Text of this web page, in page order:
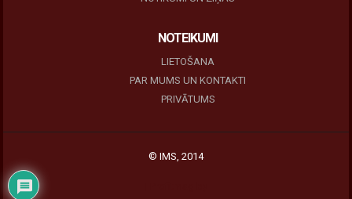
NOTEIKUMI
LIETOŠANA
PAR MUMS UN KONTAKTI
PRIVĀTUMS
© IMS, 2014